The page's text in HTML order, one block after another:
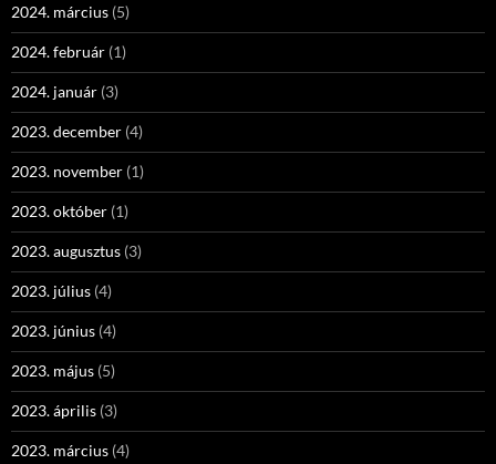
2024. március (5)
2024. február (1)
2024. január (3)
2023. december (4)
2023. november (1)
2023. október (1)
2023. augusztus (3)
2023. július (4)
2023. június (4)
2023. május (5)
2023. április (3)
2023. március (4)